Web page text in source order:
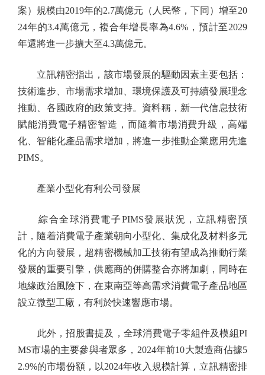
案）規模由2019年的2.7萬億元（人民幣，下同）增至20
24年的3.4萬億元，複合年增長率為4.6%，預計至2029
年還將進一步擴大至4.3萬億元。
立訊精密指出，該市場發展的驅動因素主要包括：
技術進步、市場需求增加、環境保護及可持續發展理念
推動、各國政府的政策支持。資料稱，新一代信息技術
賦能消費電子精密智造，而隨着市場消費升級，高端
化、智能化產品需求增加，將進一步推動企業應用先進
PIMS。
產業小型化有利公司發展
綜合全球消費電子PIMS發展狀況，立訊精密預
計，隨着消費電子產業朝向小型化、集成化及材料多元
化的方向發展，超精密機械加工技術有望成為推動行業
發展的重要引擎，供應商的併購整合亦將加劇，同時在
地緣政治風險下，在東南亞等高需求消費電子產品地區
設立微型工廠，有利於快速響應市場。
此外，招股書提及，全球消費電子零組件及模組PI
MS市場的主要參與者眾多，2024年前10大製造商佔據5
2.9%的市場份額，以2024年收入規模計算，立訊精密排